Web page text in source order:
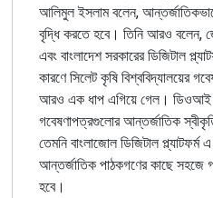
আলিমুল ইসলাম বলেন,
বৃদ্ধি করতে হবে। তিনি আরও
এবং বাংলাদেশ সরকারের ডিজিটাল
কারণে সিলেট কৃষি বিশ্ববিদ্যালয়ের
আরও এক ধাপ এগিয়ে গেল। ডিওআই
গবেষণাপত্রগুলোর আন্তর্জাতিক
তেমনি বাংলাজোল ডিজিটাল
আন্তর্জাতিক পাঠকগণের কাছে সহজে
হবে।